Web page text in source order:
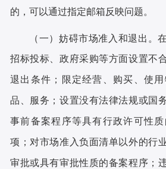
的，可以通过指定邮箱反映问题。
（一）妨碍市场准入和退出。
招标投标、政府采购等方面设置不
退出条件；限定经营、购买、使
品、服务；设置没有法律法规或国
事前备案程序等具有行政许可性
项；对市场准入负面清单以外的行
审批或具有审批性质的备案程序；